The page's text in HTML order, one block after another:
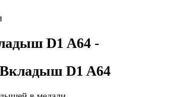
D1 A64 -
Вкладыш D1 A64